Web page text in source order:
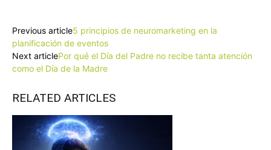
Previous article5 principios de neuromarketing en la
planificación de eventos
Next articlePor qué el Día del Padre no recibe tanta atención
como el Día de la Madre
RELATED ARTICLES